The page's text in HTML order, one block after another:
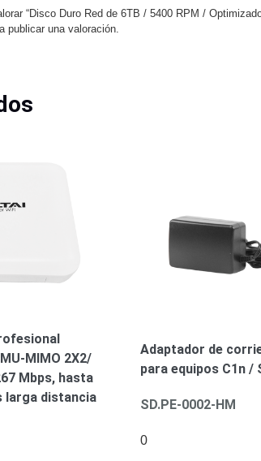
“Disco Duro Red de 6TB / 5400 RPM /
publicar una valoración.
MIMO 2X2/
Mbps, hasta
larga distancia
Adaptador de
para equipos C1n /
SD.PE-0002-HM
0